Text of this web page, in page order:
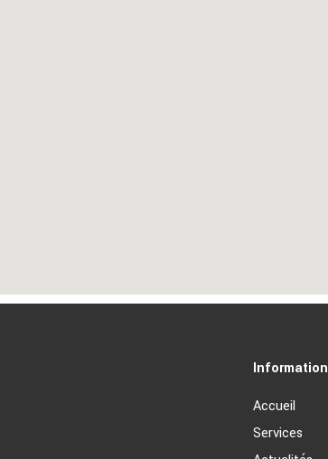
Information
Accueil
Services